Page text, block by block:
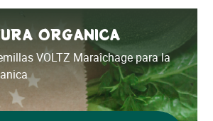
ORGANICA
VOLTZ Maraîchage para la